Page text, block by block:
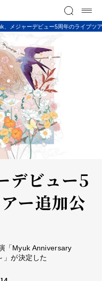
、メジャーデビュー5周年のライブツ
デビュー5
ー追加公
「Myuk Anniversary
が決定した